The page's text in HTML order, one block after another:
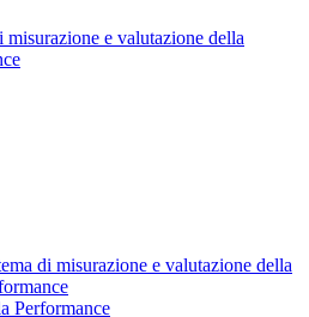
misurazione e valutazione della
di misurazione e valutazione della
Performance